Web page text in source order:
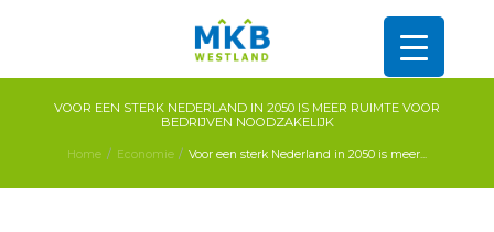
VOOR EEN STERK NEDERLAND IN 2050 IS MEER RUIMTE VOOR
BEDRIJVEN NOODZAKELIJK
Home Economie Voor een sterk Nederland in 2050 is meer...